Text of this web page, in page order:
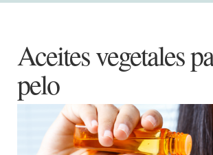
Aceites vegetales
pelo